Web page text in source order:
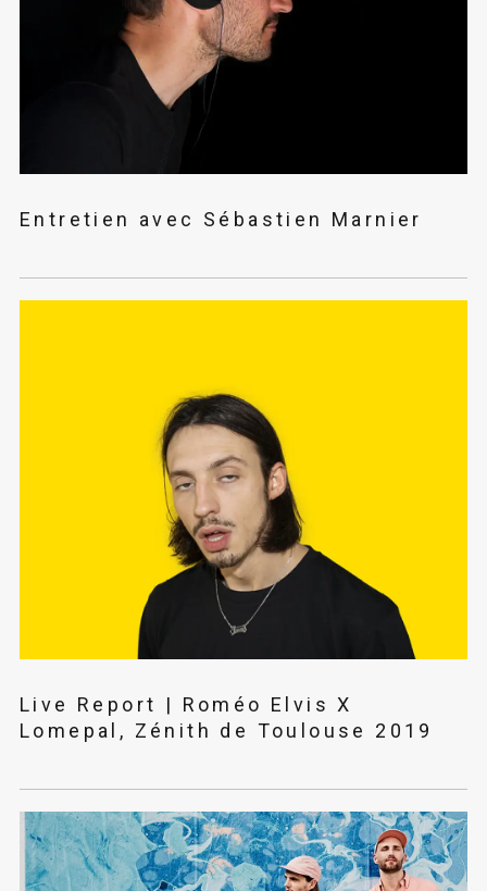
Entretien avec Sébastien Marnier
Live Report | Roméo Elvis X
Lomepal, Zénith de Toulouse 2019